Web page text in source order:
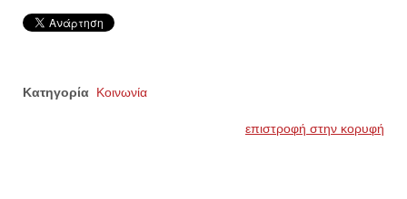
Κατηγορία Κοινωνία
επιστροφή στην κορυφή